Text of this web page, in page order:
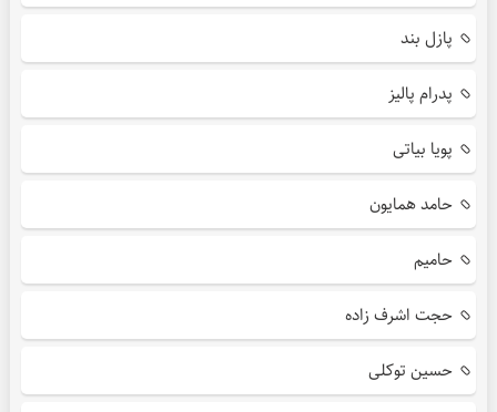
پازل بند
پدرام پالیز
پویا بیاتی
حامد همایون
حامیم
حجت اشرف زاده
حسین توکلی